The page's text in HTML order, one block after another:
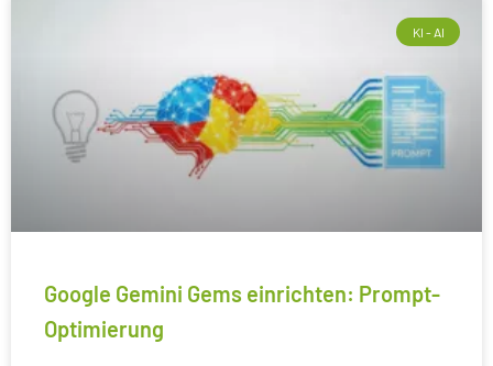
KI - AI
Google Gemini Gems einrichten: Prompt-
Optimierung